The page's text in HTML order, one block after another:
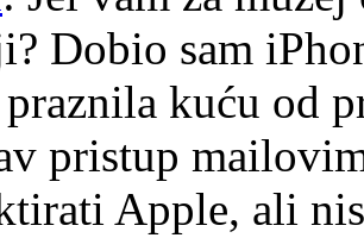
Dobio sam
kuću od
pristup
Apple, ali